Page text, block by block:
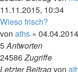
11.11.2015, 10:34
Wieso frisch?
von aths »
5Antworten
24586Zugriffe
Letzter Beitragvon